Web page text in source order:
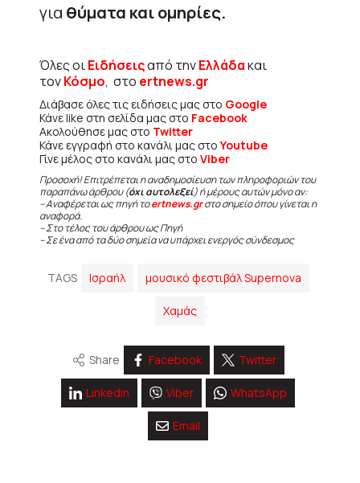
για θύματα και ομηρίες.
Όλες οιΕιδήσειςαπό τηνΕλλάδακαι
τονΚόσμο, στο ertnews.gr
Διάβασε όλες τις ειδήσεις μας στο Google
Κάνε like στη σελίδα μας στο Facebook
Ακολούθησε μας στο Twitter
Κάνε εγγραφή στο κανάλι μας στοYoutube
Γίνε μέλος στο κανάλι μας στο Viber
Προσοχή! Επιτρέπεται η αναδημοσίευση των πληροφοριών του
παραπάνω άρθρου (όχι αυτολεξεί) ή μέρους αυτών μόνο αν:
– Αναφέρεται ως πηγή τοertnews.grστο σημείο όπου γίνεται η
αναφορά.
– Στο τέλος του άρθρου ως Πηγή
– Σε ένα από τα δύο σημεία να υπάρχει ενεργός σύνδεσμος
TAGS Ισραήλ μουσικό φεστιβάλ Supernova
Χαμάς
Share Facebook Twitter
Linkedin Viber WhatsApp
Email